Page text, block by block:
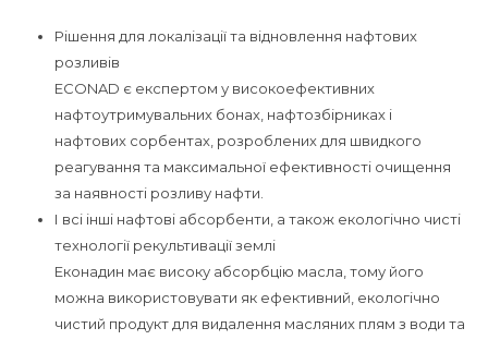
Рішення для локалізації та відновлення нафтових
розливів
ECONAD є експертом у високоефективних
нафтоутримувальних бонах, нафтозбірниках і
нафтових сорбентах, розроблених для швидкого
реагування та максимальної ефективності очищення
за наявності розливу нафти.
І всі інші нафтові абсорбенти, а також екологічно чисті
технології рекультивації землі
Еконадин має високу абсорбцію масла, тому його
можна використовувати як ефективний, екологічно
чистий продукт для видалення масляних плям з води та